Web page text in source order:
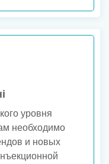
уровня
необходимо
и новых